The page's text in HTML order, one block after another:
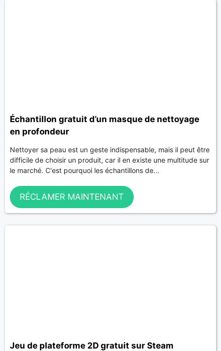
Échantillon gratuit d’un masque de nettoyage
en profondeur
Nettoyer sa peau est un geste indispensable, mais il peut être
difficile de choisir un produit, car il en existe une multitude sur
le marché. C'est pourquoi les échantillons de...
RÉCLAMER MAINTENANT
Jeu de plateforme 2D gratuit sur Steam